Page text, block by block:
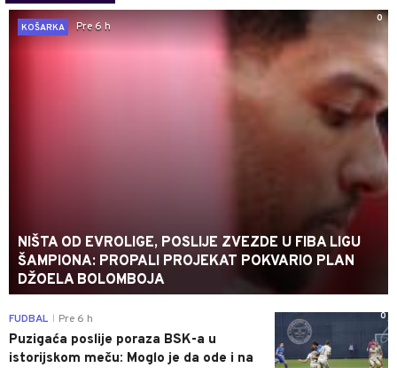
0
KOŠARKA
Pre 6 h
NIŠTA OD EVROLIGE, POSLIJE ZVEZDE U FIBA LIGU
ŠAMPIONA: PROPALI PROJEKAT POKVARIO PLAN
DŽOELA BOLOMBOJA
0
FUDBAL Pre 6 h
Puzigaća poslije poraza BSK-a u
istorijskom meču: Moglo je da ode i na